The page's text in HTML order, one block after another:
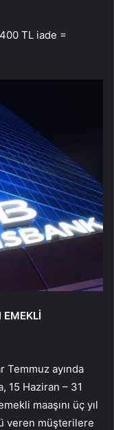
TL iade =
EMEKLİ
Temmuz ayında
15 Haziran – 31
maaşını üç yıl
veren müşterilere